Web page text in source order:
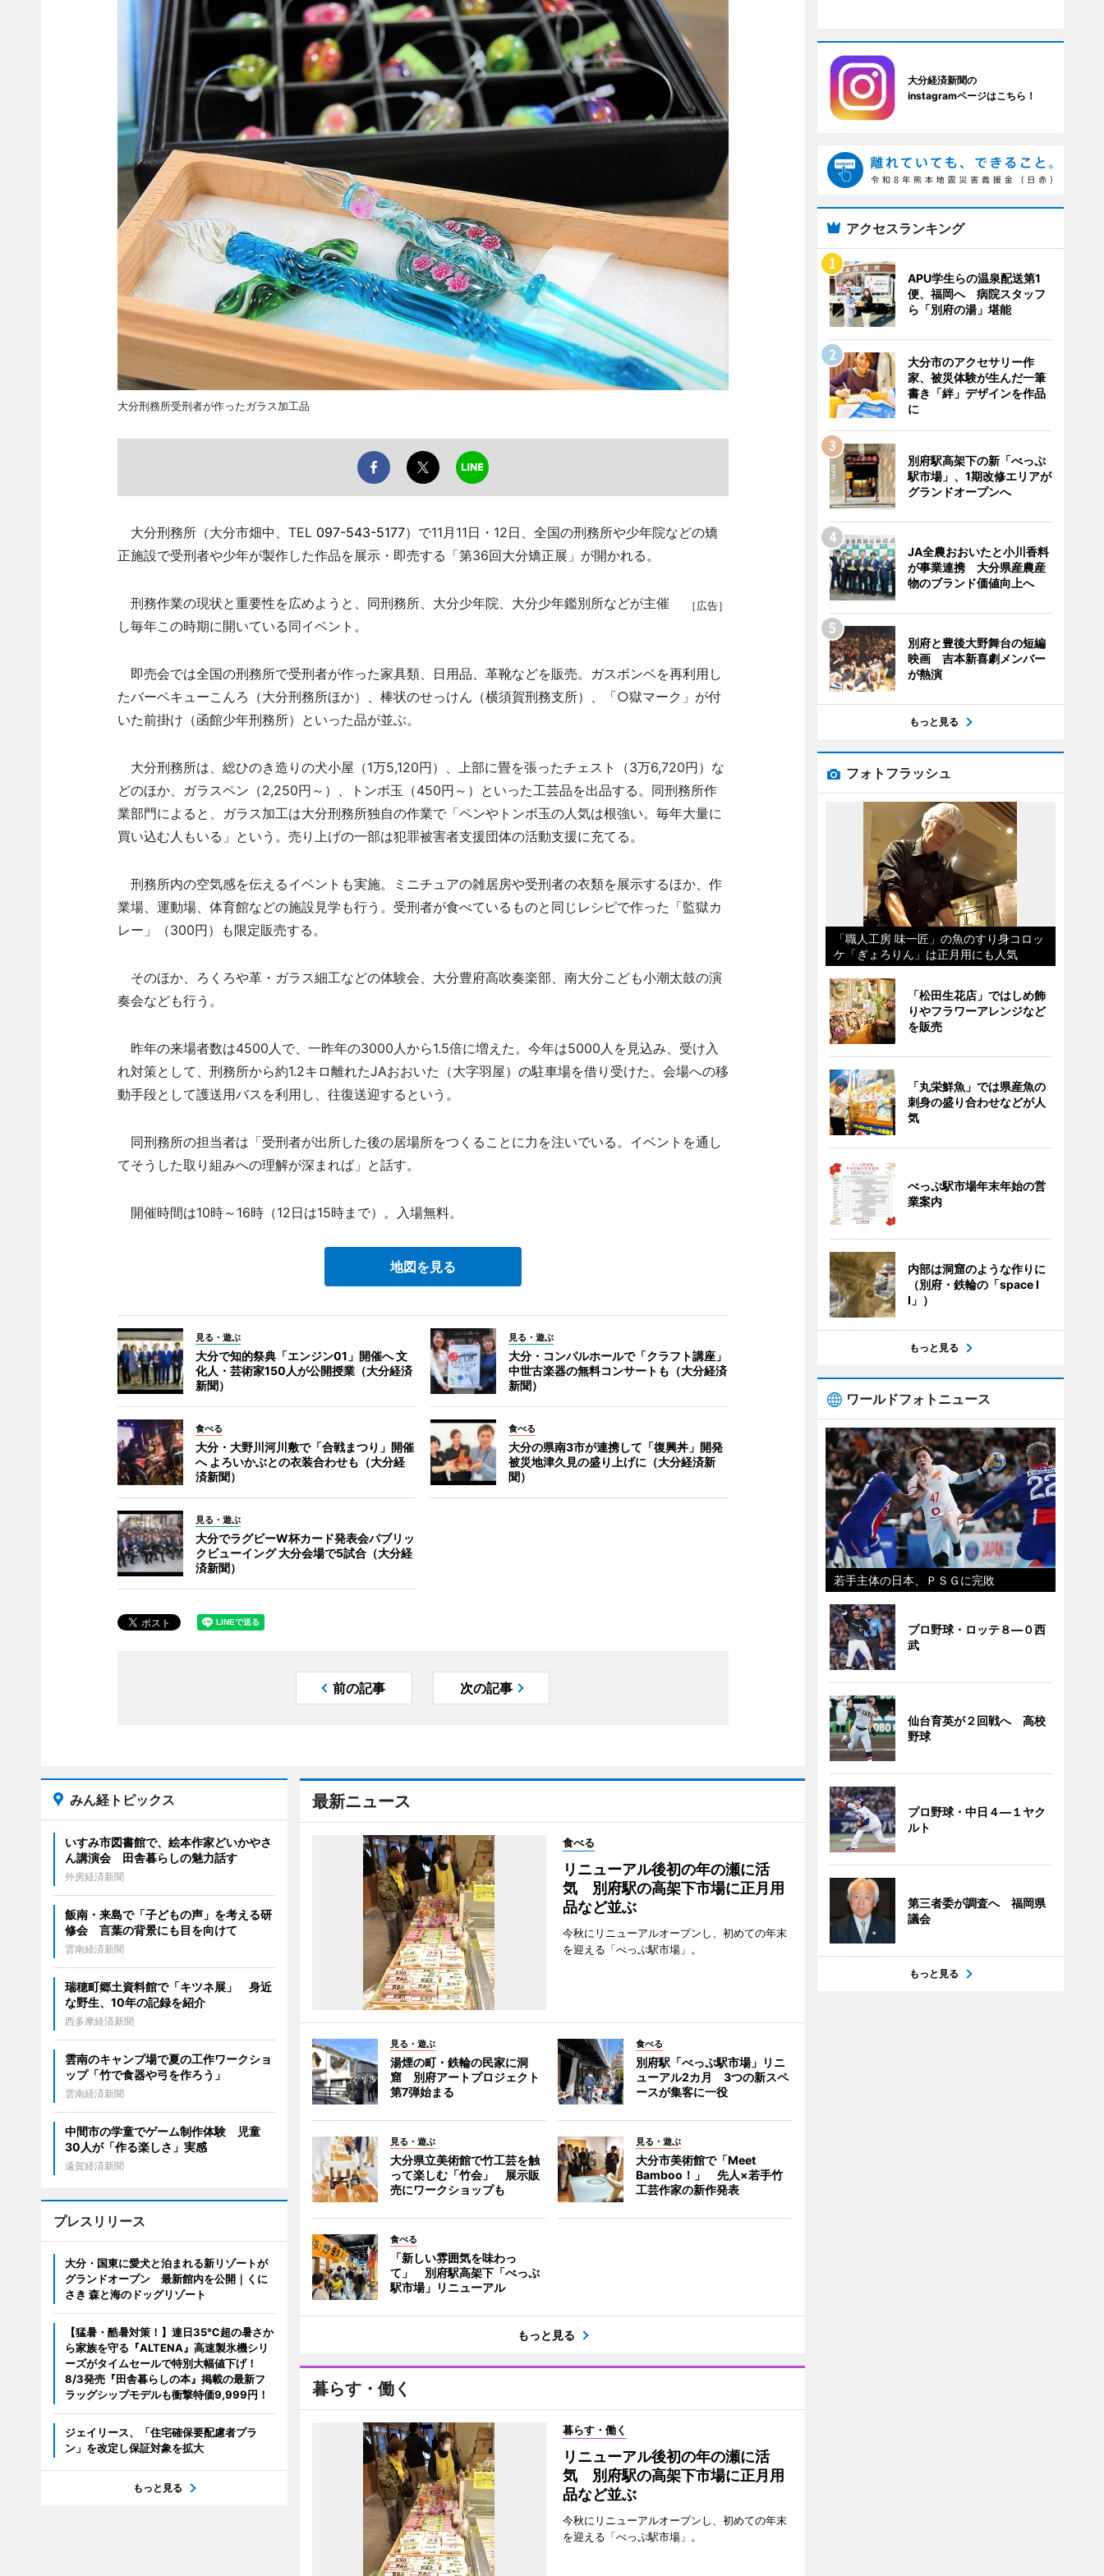
大分刑務所受刑者が作ったガラス加工品
大分刑務所（大分市畑中、TEL 097-543-5177）で11月11日・12日、全国の刑務所や少年院などの矯
正施設で受刑者や少年が製作した作品を展示・即売する「第36回大分矯正展」が開かれる。
［広告］
刑務作業の現状と重要性を広めようと、同刑務所、大分少年院、大分少年鑑別所などが主催
し毎年この時期に開いている同イベント。
即売会では全国の刑務所で受刑者が作った家具類、日用品、革靴などを販売。ガスボンベを再利用し
たバーベキューこんろ（大分刑務所ほか）、棒状のせっけん（横須賀刑務支所）、「○獄マーク」が付
いた前掛け（函館少年刑務所）といった品が並ぶ。
大分刑務所は、総ひのき造りの犬小屋（1万5,120円）、上部に畳を張ったチェスト（3万6,720円）な
どのほか、ガラスペン（2,250円～）、トンボ玉（450円～）といった工芸品を出品する。同刑務所作
業部門によると、ガラス加工は大分刑務所独自の作業で「ペンやトンボ玉の人気は根強い。毎年大量に
買い込む人もいる」という。売り上げの一部は犯罪被害者支援団体の活動支援に充てる。
刑務所内の空気感を伝えるイベントも実施。ミニチュアの雑居房や受刑者の衣類を展示するほか、作
業場、運動場、体育館などの施設見学も行う。受刑者が食べているものと同じレシピで作った「監獄カ
レー」（300円）も限定販売する。
そのほか、ろくろや革・ガラス細工などの体験会、大分豊府高吹奏楽部、南大分こども小潮太鼓の演
奏会なども行う。
昨年の来場者数は4500人で、一昨年の3000人から1.5倍に増えた。今年は5000人を見込み、受け入
れ対策として、刑務所から約1.2キロ離れたJAおおいた（大字羽屋）の駐車場を借り受けた。会場への移
動手段として護送用バスを利用し、往復送迎するという。
同刑務所の担当者は「受刑者が出所した後の居場所をつくることに力を注いでいる。イベントを通し
てそうした取り組みへの理解が深まれば」と話す。
開催時間は10時～16時（12日は15時まで）。入場無料。
地図を見る
見る・遊ぶ
大分で知的祭典「エンジン01」開催へ 文
化人・芸術家150人が公開授業（大分経済
新聞）
見る・遊ぶ
大分・コンパルホールで「クラフト講座」
中世古楽器の無料コンサートも（大分経済
新聞）
食べる
大分・大野川河川敷で「合戦まつり」開催
へ よろいかぶとの衣装合わせも（大分経
済新聞）
食べる
大分の県南3市が連携して「復興丼」開発
被災地津久見の盛り上げに（大分経済新
聞）
見る・遊ぶ
大分でラグビーW杯カード発表会パブリッ
クビューイング 大分会場で5試合（大分経
済新聞）
前の記事 次の記事
最新ニュース
食べる
リニューアル後初の年の瀬に活
気 別府駅の高架下市場に正月用
品など並ぶ
今秋にリニューアルオープンし、初めての年末
を迎える「べっぷ駅市場」。
見る・遊ぶ
湯煙の町・鉄輪の民家に洞
窟 別府アートプロジェクト
第7弾始まる
食べる
別府駅「べっぷ駅市場」リニ
ューアル2カ月 3つの新スペ
ースが集客に一役
見る・遊ぶ
大分県立美術館で竹工芸を触
って楽しむ「竹会」 展示販
売にワークショップも
見る・遊ぶ
大分市美術館で「Meet
Bamboo！」 先人×若手竹
工芸作家の新作発表
食べる
「新しい雰囲気を味わっ
て」 別府駅高架下「べっぷ
駅市場」リニューアル
もっと見る
暮らす・働く
暮らす・働く
リニューアル後初の年の瀬に活
気 別府駅の高架下市場に正月用
品など並ぶ
今秋にリニューアルオープンし、初めての年末
を迎える「べっぷ駅市場」。
みん経トピックス
いすみ市図書館で、絵本作家どいかやさ
ん講演会 田舎暮らしの魅力話す
外房経済新聞
飯南・来島で「子どもの声」を考える研
修会 言葉の背景にも目を向けて
雲南経済新聞
瑞穂町郷土資料館で「キツネ展」 身近
な野生、10年の記録を紹介
西多摩経済新聞
雲南のキャンプ場で夏の工作ワークショ
ップ「竹で食器や弓を作ろう」
雲南経済新聞
中間市の学童でゲーム制作体験 児童
30人が「作る楽しさ」実感
遠賀経済新聞
プレスリリース
大分・国東に愛犬と泊まれる新リゾートが
グランドオープン 最新館内を公開｜くに
さき 森と海のドッグリゾート
【猛暑・酷暑対策！】連日35℃超の暑さか
ら家族を守る『ALTENA』高速製氷機シリ
ーズがタイムセールで特別大幅値下げ！
8/3発売『田舎暮らしの本』掲載の最新フ
ラッグシップモデルも衝撃特価9,999円！
ジェイリース、「住宅確保要配慮者プラ
ン」を改定し保証対象を拡大
もっと見る
大分経済新聞の
instagramページはこちら！
アクセスランキング
APU学生らの温泉配送第1
便、福岡へ 病院スタッフ
ら「別府の湯」堪能
大分市のアクセサリー作
家、被災体験が生んだ一筆
書き「絆」デザインを作品
に
別府駅高架下の新「べっぷ
駅市場」、1期改修エリアが
グランドオープンへ
JA全農おおいたと小川香料
が事業連携 大分県産農産
物のブランド価値向上へ
別府と豊後大野舞台の短編
映画 吉本新喜劇メンバー
が熱演
もっと見る
フォトフラッシュ
「職人工房 味一匠」の魚のすり身コロッ
ケ「ぎょろりん」は正月用にも人気
「松田生花店」ではしめ飾
りやフラワーアレンジなど
を販売
「丸栄鮮魚」では県産魚の
刺身の盛り合わせなどが人
気
べっぷ駅市場年末年始の営
業案内
内部は洞窟のような作りに
（別府・鉄輪の「space I
I」）
もっと見る
ワールドフォトニュース
若手主体の日本、ＰＳＧに完敗
プロ野球・ロッテ８―０西
武
仙台育英が２回戦へ 高校
野球
プロ野球・中日４―１ヤク
ルト
第三者委が調査へ 福岡県
議会
もっと見る